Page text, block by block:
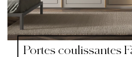
Portes coulissantes